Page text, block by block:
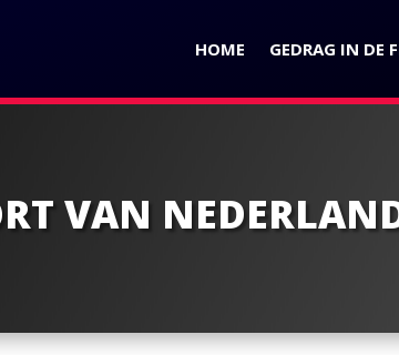
HOME GEDRAG IN DE
VAN